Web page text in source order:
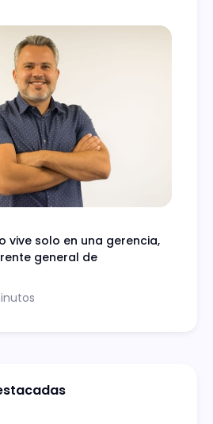
vive solo en una gerencia,
general de